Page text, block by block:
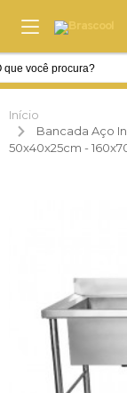
Início
Bancada Aço
50x40x25cm -